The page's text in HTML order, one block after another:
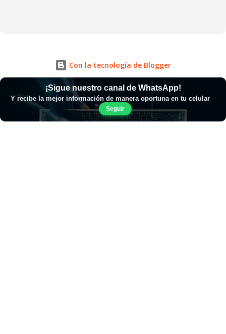
Con la tecnología de Blogger
¡Sigue nuestro canal de WhatsApp!
Y recibe la mejor información de manera oportuna en tu celular
Seguir